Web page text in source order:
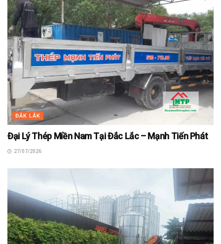
ĐẮK LẮK
Đại Lý Thép Miền Nam Tại Đắc Lắc – Mạnh Tiến Phát
27/07/2026